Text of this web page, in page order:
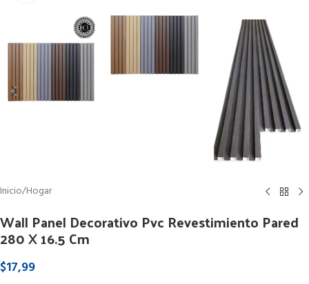
Inicio/Hogar
Wall Panel Decorativo Pvc Revestimiento Pared
280 X 16.5 Cm
$17,99